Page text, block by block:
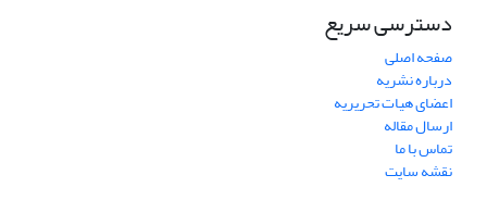
دسترسی سریع
صفحه اصلی
درباره نشریه
اعضای هیات تحریریه
ارسال مقاله
تماس با ما
نقشه سایت